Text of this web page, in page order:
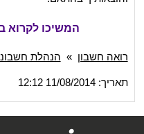
המשיכו לקרוא
רואה חשבון » הנהלת
תאריך: 11/08/2014 12:12